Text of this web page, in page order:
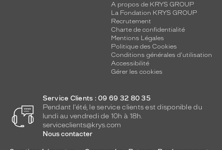
A propos de KRYS GROUP
La Fondation KRYS GROUP
Recrutement
Charte de confidentialité
Mentions Légales
Politique des Cookies
Conditions générales d'utilisation
Accessibilité
Gérer les cookies
Service Clients : 09 69 32 80 35
Pendant l'été, le service clients est disponible du
lundi au vendredi de 10h à 18h.
serviceclients@krys.com
Nous contacter